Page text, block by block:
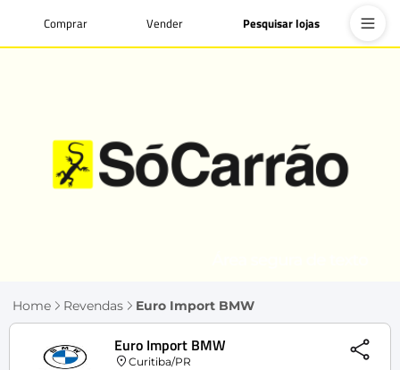
Comprar Vender Pesquisar lojas
Home Revendas Euro Import BMW
Euro Import BMW
Curitiba/PR